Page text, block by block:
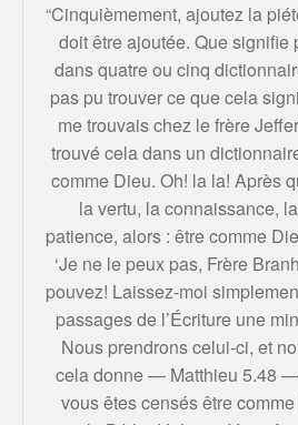
“Cinquièmement, ajoutez la
doit être ajoutée. Que signifie
dans quatre ou cinq
pas pu trouver ce que cela
me trouvais chez le frère
trouvé cela dans un
comme Dieu. Oh! la la! Après
la vertu, la connaissance,
patience, alors : être comme
‘Je ne le peux pas, Frère
pouvez! Laissez-moi
passages de l’Écriture une
Nous prendrons celui-ci, et
cela donne — Matthieu 5.48
vous êtes censés être